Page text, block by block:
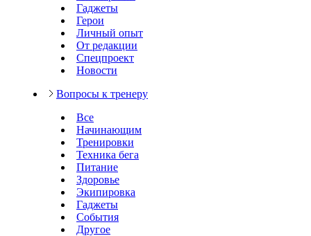
Гаджеты
Герои
Личный опыт
От редакции
Спецпроект
Новости
Вопросы к тренеру
Все
Начинающим
Тренировки
Техника бега
Питание
Здоровье
Экипировка
Гаджеты
События
Другое